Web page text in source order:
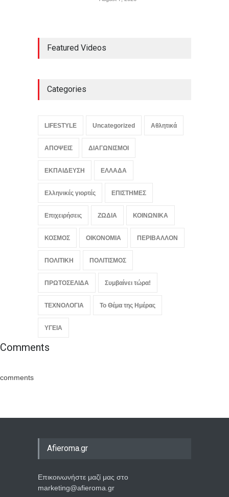
Featured Videos
Categories
LIFESTYLE Uncategorized Αθλητικά
ΑΠΟΨΕΙΣ ΔΙΑΓΩΝΙΣΜΟΙ
ΕΚΠΑΙΔΕΥΣΗ ΕΛΛΑΔΑ
Ελληνικές γιορτές ΕΠΙΣΤΗΜΕΣ
Επιχειρήσεις ΖΩΔΙΑ ΚΟΙΝΩΝΙΚΑ
ΚΟΣΜΟΣ ΟΙΚΟΝΟΜΙΑ ΠΕΡΙΒΑΛΛΟΝ
ΠΟΛΙΤΙΚΗ ΠΟΛΙΤΙΣΜΟΣ
ΠΡΩΤΟΣΕΛΙΔΑ Συμβαίνει τώρα!
ΤΕΧΝΟΛΟΓΙΑ Το Θέμα της Ημέρας
ΥΓΕΙΑ
Comments
comments
Afieroma.gr
Επικοινωνήστε μαζί μας στο
marketing@afieroma.gr